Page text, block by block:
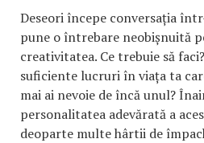
Deseori începe conversația
pune o întrebare neobișnuită
creativitatea. Ce trebuie să
suficiente lucruri în viața ta
mai ai nevoie de încă unul?
personalitatea adevărată a
deoparte multe hârtii de